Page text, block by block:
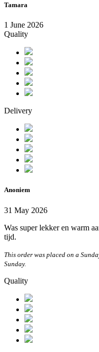
Tamara
1 June 2026
Quality
Delivery
Anoniem
31 May 2026
Was super lekker en warm
tijd.
This order was placed on a
Sunday.
Quality